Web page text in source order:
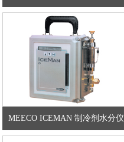
MEECO ICEMAN 制冷剂水分仪